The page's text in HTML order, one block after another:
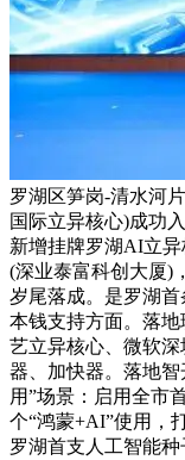
罗湖区笋岗-清水河
国际立异核心)成功入
新增挂牌罗湖AI立
(深业泰富科创大厦)
岁尾落成。是罗湖
本钱支持方面。落
艺立异核心、微软
器、加快器。落地
用”场景：启用全市
个“鸿蒙+AI”使用，
罗湖首支人工智能